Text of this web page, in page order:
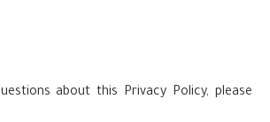
about this Privacy Policy, please